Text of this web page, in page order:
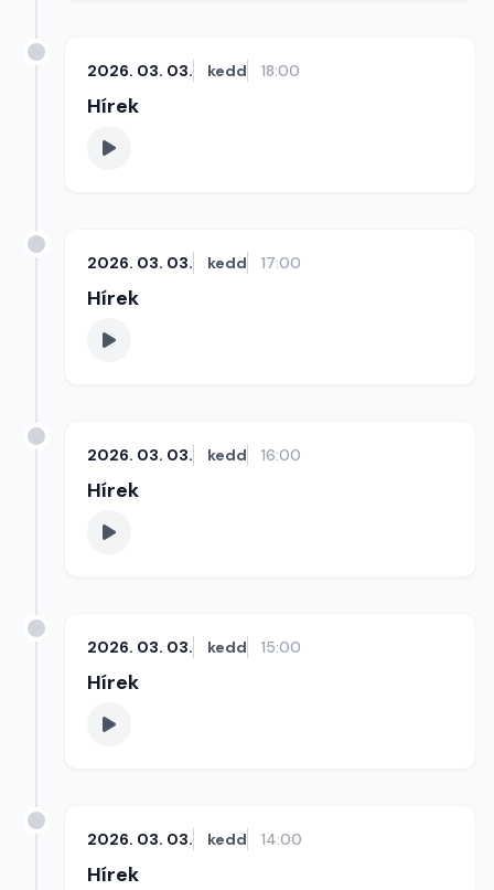
2026. 03. 03. kedd 18:00
Hírek
2026. 03. 03. kedd 17:00
Hírek
2026. 03. 03. kedd 16:00
Hírek
2026. 03. 03. kedd 15:00
Hírek
2026. 03. 03. kedd 14:00
Hírek